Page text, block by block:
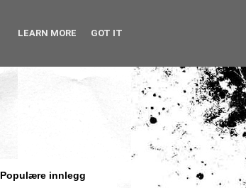
Populære innlegg
LEARN MORE GOT IT